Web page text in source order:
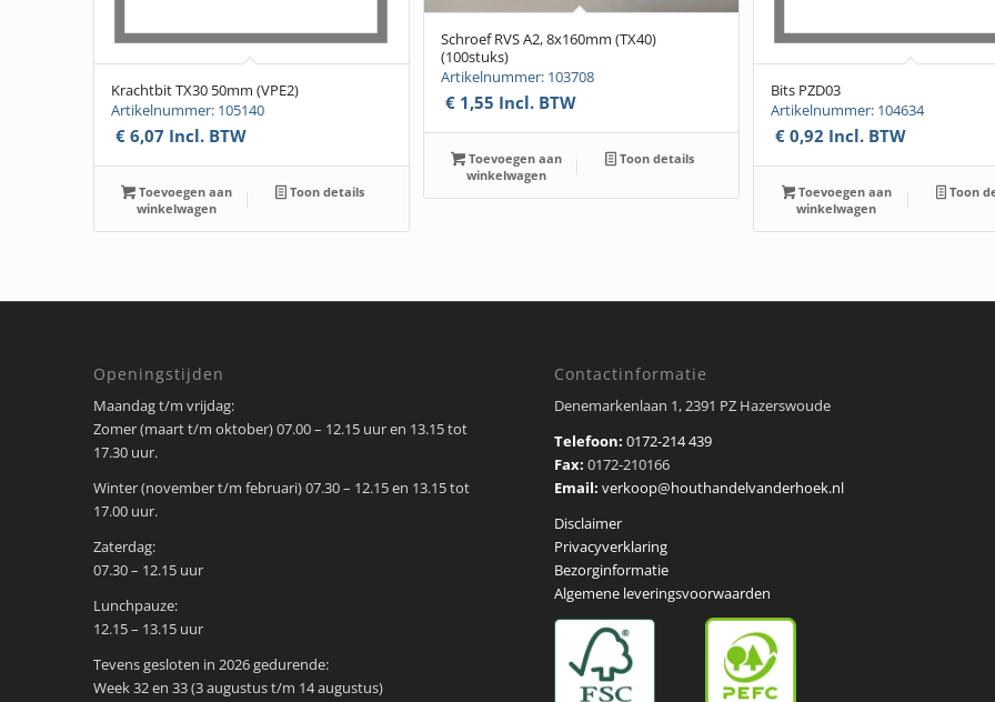
Krachtbit TX30 50mm (VPE2)
Artikelnummer: 105140
€6,07 Incl. BTW
Toevoegen aan
winkelwagen
Toon details
Schroef RVS A2, 8x160mm (TX40)
(100stuks)
Artikelnummer: 103708
€1,55 Incl. BTW
Toevoegen aan
winkelwagen
Toon details
Bits PZD03
Artikelnummer: 104634
€0,92 Incl. BTW
Toevoegen aan
winkelwagen
Toon
Openingstijden
Maandag t/m vrijdag:
Zomer (maart t/m oktober) 07.00 – 12.15 uur en 13.15 tot
17.30 uur.
Winter (november t/m februari) 07.30 – 12.15 en 13.15 tot
17.00 uur.
Zaterdag:
07.30 – 12.15 uur
Lunchpauze:
12.15 – 13.15 uur
Tevens gesloten in 2026 gedurende:
Week 32 en 33 (3 augustus t/m 14 augustus)
Contactinformatie
Denemarkenlaan 1, 2391 PZ Hazerswoude
Telefoon:0172-214 439
Fax:0172-210166
Email: verkoop@houthandelvanderhoek.nl
Disclaimer
Privacyverklaring
Bezorginformatie
Algemene leveringsvoorwaarden